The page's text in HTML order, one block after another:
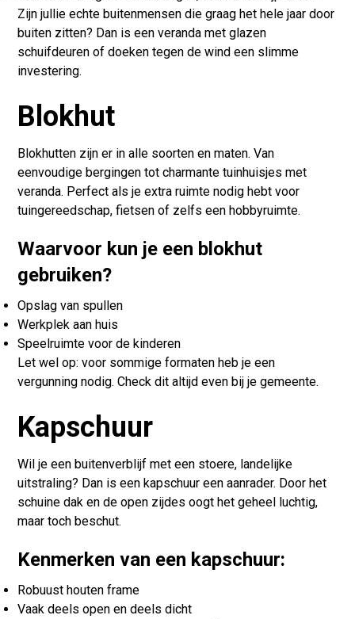
Zijn jullie echte buitenmensen die graag het hele jaar door
buiten zitten? Dan is een veranda met glazen
schuifdeuren of doeken tegen de wind een slimme
investering.
Blokhut
Blokhutten zijn er in alle soorten en maten. Van
eenvoudige bergingen tot charmante tuinhuisjes met
veranda. Perfect als je extra ruimte nodig hebt voor
tuingereedschap, fietsen of zelfs een hobbyruimte.
Waarvoor kun je een blokhut
gebruiken?
Opslag van spullen
Werkplek aan huis
Speelruimte voor de kinderen
Let wel op: voor sommige formaten heb je een
vergunning nodig. Check dit altijd even bij je gemeente.
Kapschuur
Wil je een buitenverblijf met een stoere, landelijke
uitstraling? Dan is een kapschuur een aanrader. Door het
schuine dak en de open zijdes oogt het geheel luchtig,
maar toch beschut.
Kenmerken van een kapschuur:
Robuust houten frame
Vaak deels open en deels dicht